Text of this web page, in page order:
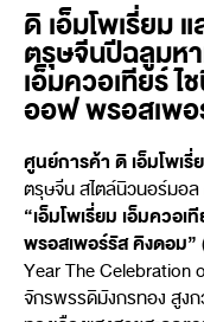
ดิ เอ็มโพเรี่ยม
ตรุษจีนปีฉลูมห
เอ็มควอเทียร์ ไ
ออฟ พรอสเพ
ศูนย์การค้า ดิ เอ็มโพเรี่
ตรุษจีน สไตล์นิวนอร์มอ
“เอ็มโพเรี่ยม เอ็มควอเ
พรอสเพอร์รัส คิงดอม”
Year The
จักรพรรดิมังกรทอง สูงก